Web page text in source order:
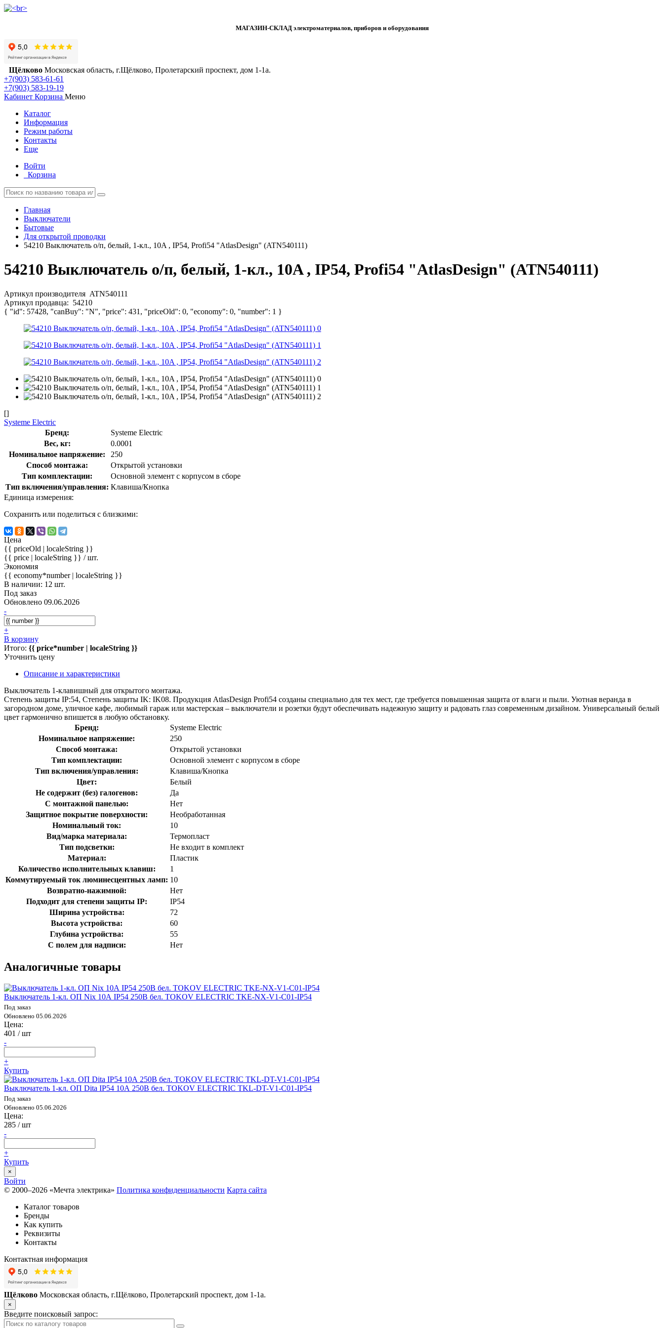
МАГАЗИН-СКЛАД электроматериалов, приборов и оборудования
Щёлково Московская область, г.Щёлково, Пролетарский проспект, дом 1‑1а.
+7(903) 583-61-61
+7(903) 583-19-19
Кабинет Корзина Меню
Каталог
Информация
Режим работы
Контакты
Еще
Войти
Корзина
Главная
Выключатели
Бытовые
Для открытой проводки
54210 Выключатель о/п, белый, 1-кл., 10A , IP54, Profi54 "AtlasDesign" (ATN540111)
54210 Выключатель о/п, белый, 1-кл., 10A , IP54, Profi54 "AtlasDesign" (ATN540111)
Артикул производителя ATN540111
Артикул продавца: 54210
{ "id": 57428, "canBuy": "N", "price": 431, "priceOld": 0, "economy": 0, "number": 1 }
[]
Systeme Electric
Бренд:
Systeme Electric
Вес, кг:
0.0001
Номинальное напряжение:
250
Способ монтажа:
Открытой установки
Тип комплектации:
Основной элемент с корпусом в сборе
Тип включения/управления: Клавиша/Кнопка
Единица измерения:
Сохранить или поделиться с близкими:
Цена
{{ priceOld | localeString }}
{{ price | localeString }} / шт.
Экономия
{{ economy*number | localeString }}
В наличии: 12 шт.
Под заказ
Обновлено 09.06.2026
-
+
В корзину
Итого: {{ price*number | localeString }}
Уточнить цену
Описание и характеристики
Выключатель 1-клавишный для открытого монтажа.
Степень защиты IP:54, Степень защиты IK: IK08. Продукция AtlasDesign Profi54 созданы специально для тех мест, где требуется повышенная защита от влаги и пыли. Уютная веранда в
загородном доме, уличное кафе, любимый гараж или мастерская – выключатели и розетки будут обеспечивать надежную защиту и радовать глаз современным дизайном. Универсальный белый
цвет гармонично впишется в любую обстановку.
Бренд:
Systeme Electric
Номинальное напряжение:
250
Способ монтажа:
Открытой установки
Тип комплектации:
Основной элемент с корпусом в сборе
Тип включения/управления:
Клавиша/Кнопка
Цвет:
Белый
Не содержит (без) галогенов:
Да
С монтажной панелью:
Нет
Защитное покрытие поверхности:
Необработанная
Номинальный ток:
10
Вид/марка материала:
Термопласт
Тип подсветки:
Не входит в комплект
Материал:
Пластик
Количество исполнительных клавиш:
1
Коммутируемый ток люминесцентных ламп: 10
Возвратно-нажимной:
Нет
Подходит для степени защиты IP:
IP54
Ширина устройства:
72
Высота устройства:
60
Глубина устройства:
55
С полем для надписи:
Нет
Аналогичные товары
Выключатель 1-кл. ОП Nix 10А IP54 250В бел. TOKOV ELECTRIC TKE-NX-V1-C01-IP54
Под заказ
Обновлено 05.06.2026
Цена:
401 / шт
-
+
Купить
Выключатель 1-кл. ОП Dita IP54 10А 250В бел. TOKOV ELECTRIC TKL-DT-V1-C01-IP54
Под заказ
Обновлено 05.06.2026
Цена:
285 / шт
-
+
Купить
×
Войти
© 2000–2026 «Мечта электрика» Политика конфиденциальности Карта сайта
Каталог товаров
Бренды
Как купить
Реквизиты
Контакты
Контактная информация
Щёлково Московская область, г.Щёлково, Пролетарский проспект, дом 1‑1а.
×
Введите поисковый запрос: